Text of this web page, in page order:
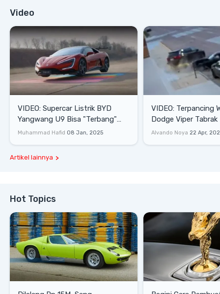
Video
VIDEO: Supercar Listrik BYD
Yangwang U9 Bisa "Terbang"
Lewati Rintangan
Muhammad Hafid 08 Jan, 2025
VIDEO: Terpancing
Dodge Viper Tabrak
Saat Burnout
Alvando Noya 22 Apr,
Artikel lainnya
Hot Topics